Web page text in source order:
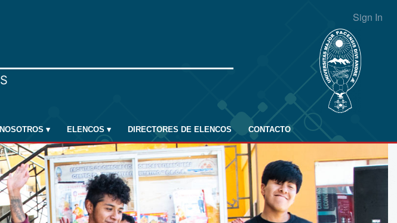
Sign In
NOSOTROS ▾ ELENCOS ▾ DIRECTORES DE ELENCOS CONTACTO